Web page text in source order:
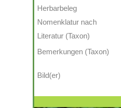
Herbarbeleg
Nomenklatur nach
Literatur (Taxon)
Bemerkungen (Taxon)
Bild(er)